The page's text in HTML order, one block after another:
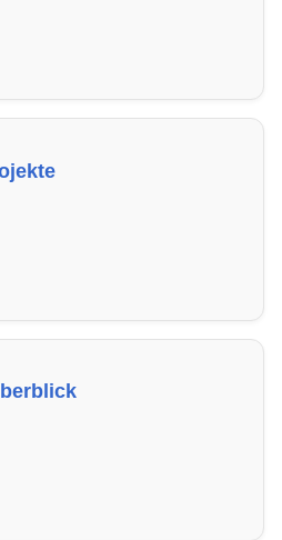
Anbieter in Bocholt –
zu privaten Vermietern.
in Bocholt – modern,
bezugsfertig.
Stadtteil in Bocholt:
Schulen,
Mietpreise.